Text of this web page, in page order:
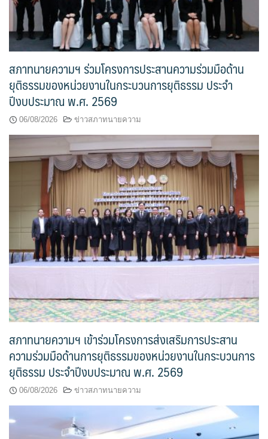
สภาทนายความฯ ร่วมโครงการประสานความร่วมมือด้าน
ยุติธรรมของหน่วยงานในกระบวนการยุติธรรม ประจำ
ปีงบประมาณ พ.ศ. 2569
06/08/2026 ข่าวสภาทนายความ
สภาทนายความฯ เข้าร่วมโครงการส่งเสริมการประสาน
ความร่วมมือด้านการยุติธรรมของหน่วยงานในกระบวนการ
ยุติธรรม ประจำปีงบประมาณ พ.ศ. 2569
06/08/2026 ข่าวสภาทนายความ